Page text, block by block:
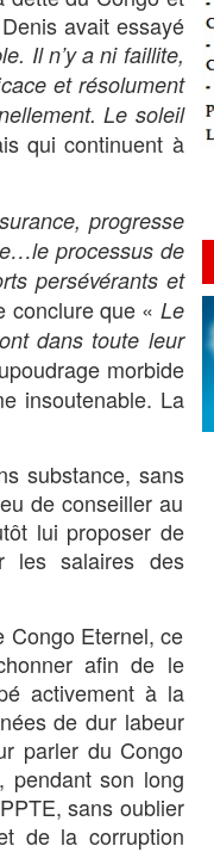
avait essayé
Il n’y a ni faillite,
et résolument
Le soleil
qui continuent à
progresse
processus de
persévérants et
conclure que « Le
dans toute leur
morbide
insoutenable. La
substance, sans
de conseiller au
lui proposer de
les salaires des
Congo Eternel, ce
afin de le
activement à la
de dur labeur
parler du Congo
pendant son long
sans oublier
de la corruption